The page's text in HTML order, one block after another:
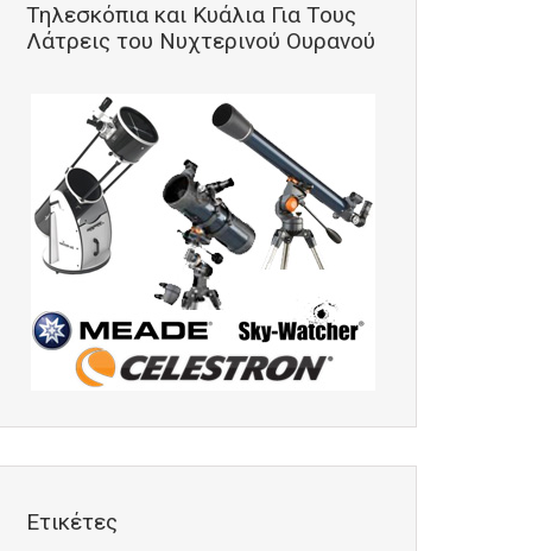
Τηλεσκόπια και Κυάλια Για Τους
Λάτρεις του Νυχτερινού Ουρανού
Ετικέτες